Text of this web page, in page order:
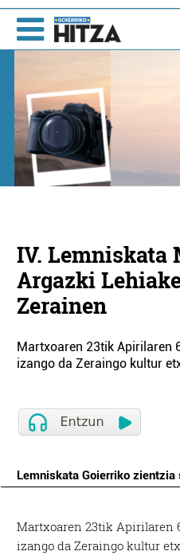
IV. Lemniskata
Argazki
Zerainen
Martxoaren 23tik Apirilaren
izango da Zeraingo kultur
Lemniskata Goierriko zientzia
Martxoaren 23tik Apirilaren
izango da Zeraingo kultur